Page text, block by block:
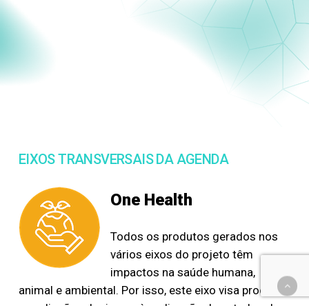
EIXOS TRANSVERSAIS DA AGENDA
One Health
Todos os produtos gerados nos
vários eixos do projeto têm
impactos na saúde humana,
animal e ambiental. Por isso, este eixo visa proceder